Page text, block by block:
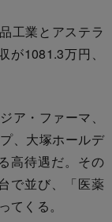
工業とアステラ
1081.3万円、
ア・ファーマ、
、大塚ホールデ
高待遇だ。その
で並び、「医薬
くる。